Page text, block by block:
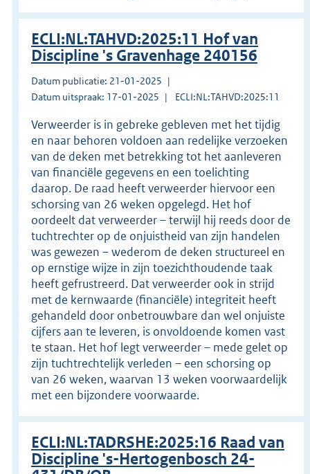
ECLI:NL:TAHVD:2025:11 Hof van
Discipline 's Gravenhage 240156
Datum publicatie: 21-01-2025
Datum uitspraak: 17-01-2025
ECLI:NL:TAHVD:2025:11
Verweerder is in gebreke gebleven met het tijdig
en naar behoren voldoen aan redelijke verzoeken
van de deken met betrekking tot het aanleveren
van financiële gegevens en een toelichting
daarop. De raad heeft verweerder hiervoor een
schorsing van 26 weken opgelegd. Het hof
oordeelt dat verweerder – terwijl hij reeds door de
tuchtrechter op de onjuistheid van zijn handelen
was gewezen – wederom de deken structureel en
op ernstige wijze in zijn toezichthoudende taak
heeft gefrustreerd. Dat verweerder ook in strijd
met de kernwaarde (financiële) integriteit heeft
gehandeld door onbetrouwbare dan wel onjuiste
cijfers aan te leveren, is onvoldoende komen vast
te staan. Het hof legt verweerder – mede gelet op
zijn tuchtrechtelijk verleden – een schorsing op
van 26 weken, waarvan 13 weken voorwaardelijk
met een bijzondere voorwaarde.
ECLI:NL:TADRSHE:2025:16 Raad van
Discipline 's-Hertogenbosch 24-